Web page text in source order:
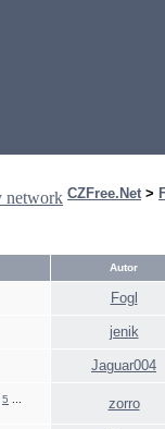
CZFree.Net >
Autor
Fogl
jenik
Jaguar004
5 zorro